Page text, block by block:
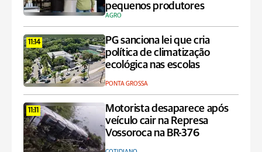
pequenos produtores
AGRO
11:14
PG sanciona lei que cria
política de climatização
ecológica nas escolas
PONTA GROSSA
11:11
Motorista desaparece após
veículo cair na Represa
Vossoroca na BR-376